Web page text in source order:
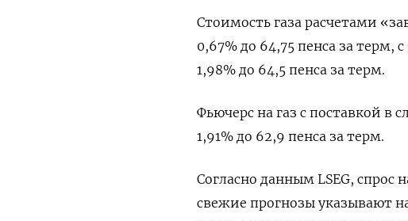
Стоимость газа расчетами
0,67% до 64,75 пенса за терм,
1,98% до 64,5 пенса за терм.
Фьючерс на газ с поставкой
1,91% до 62,9 пенса за терм.
Согласно данным LSEG, спрос
свежие прогнозы указывают